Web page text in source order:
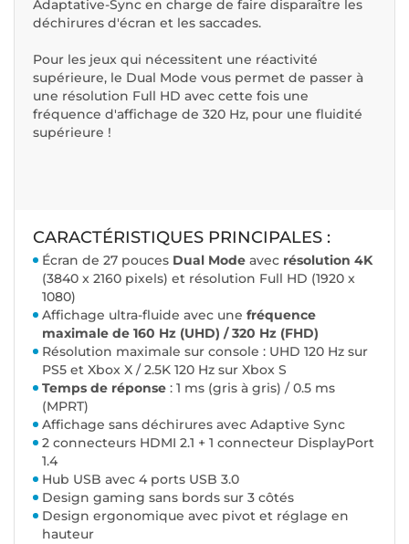
Adaptative-Sync en charge de faire disparaître les
déchirures d'écran et les saccades.
Pour les jeux qui nécessitent une réactivité
supérieure, le Dual Mode vous permet de passer à
une résolution Full HD avec cette fois une
fréquence d'affichage de 320 Hz, pour une fluidité
supérieure !
CARACTÉRISTIQUES PRINCIPALES :
Écran de 27 pouces Dual Mode avec résolution 4K
(3840 x 2160 pixels) et résolution Full HD (1920 x
1080)
Affichage ultra-fluide avec une fréquence
maximale de 160 Hz (UHD) / 320 Hz (FHD)
Résolution maximale sur console : UHD 120 Hz sur
PS5 et Xbox X / 2.5K 120 Hz sur Xbox S
Temps de réponse : 1 ms (gris à gris) / 0.5 ms
(MPRT)
Affichage sans déchirures avec Adaptive Sync
2 connecteurs HDMI 2.1 + 1 connecteur DisplayPort
1.4
Hub USB avec 4 ports USB 3.0
Design gaming sans bords sur 3 côtés
Design ergonomique avec pivot et réglage en
hauteur